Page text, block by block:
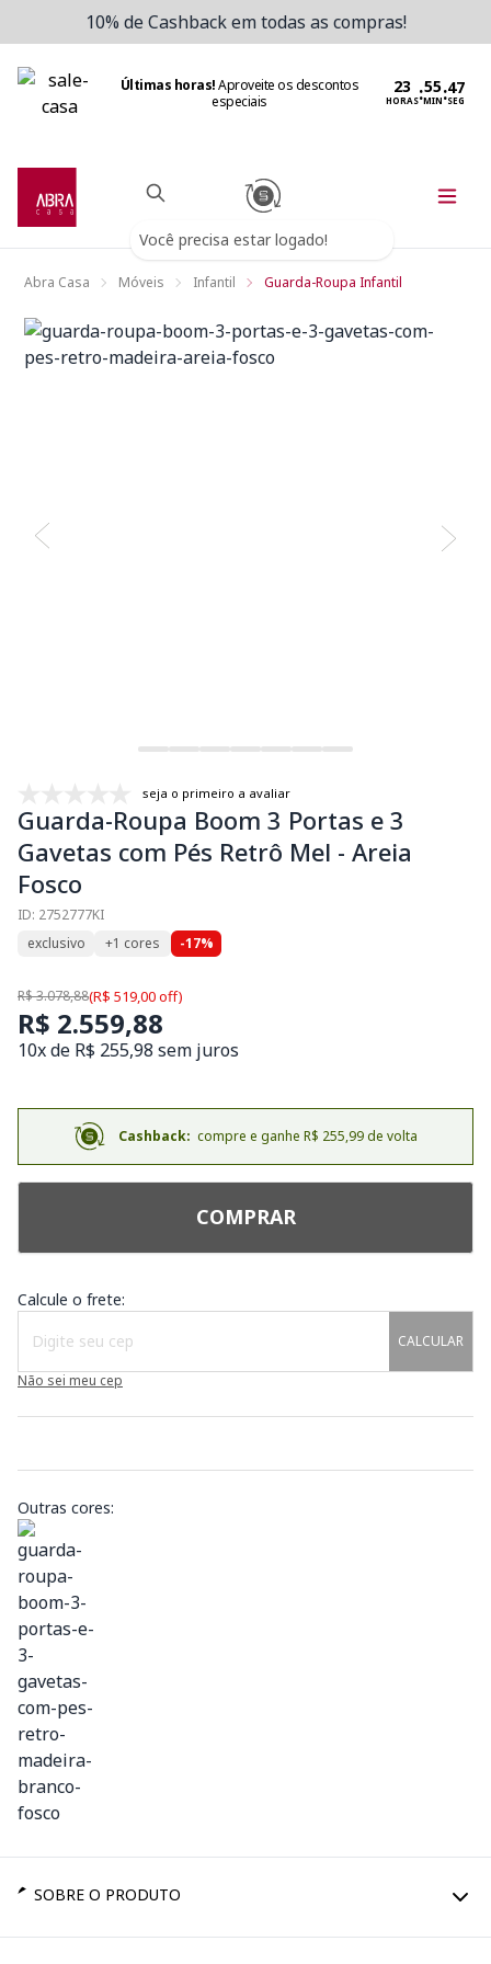
10% de Cashback em todas as compras!
Últimas horas!Aproveite os descontos
especiais
HORAS:MIN:SEG
Você precisa estar logado!
Abra Casa Móveis Infantil Guarda-Roupa Infantil
seja o primeiro a avaliar
Guarda-Roupa Boom 3 Portas e 3
Gavetas com Pés Retrô Mel - Areia
Fosco
ID: 2752777KI
exclusivo
+1 cores -17%
R$ 3.078,88(R$ 519,00 off)
R$ 2.559,88
10x de R$ 255,98 sem juros
Cashback: compre e ganhe R$ 255,99 de volta
COMPRAR
Calcule o frete:
CALCULAR
Não sei meu cep
Outras cores:
SOBRE O PRODUTO